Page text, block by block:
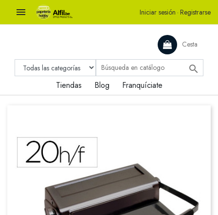
 Iniciar sesión · Registrarse
Cesta

Tiendas Blog Franquíciate